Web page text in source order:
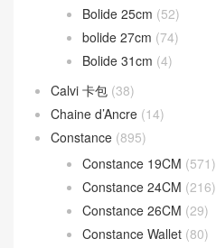
Bolide 25cm (52)
bolide 27cm (74)
Bolide 31cm (4)
Calvi 卡包 (38)
Chaine d’Ancre (14)
Constance (895)
Constance 19CM (571)
Constance 24CM (216)
Constance 26CM (29)
Constance Wallet (80)